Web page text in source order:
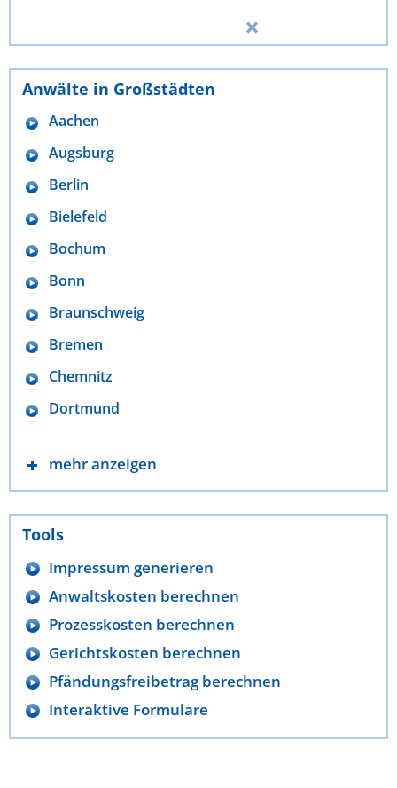
Anwälte in Großstädten
Aachen
Augsburg
Berlin
Bielefeld
Bochum
Bonn
Braunschweig
Bremen
Chemnitz
Dortmund
mehr anzeigen
Tools
Impressum generieren
Anwaltskosten berechnen
Prozesskosten berechnen
Gerichtskosten berechnen
Pfändungsfreibetrag berechnen
Interaktive Formulare